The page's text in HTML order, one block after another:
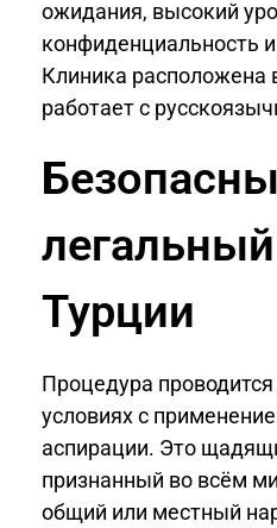
ожидания, высокий
конфиденциальность
Клиника расположена
работает с
Турции
Процедура
условиях с
аспирации. Это
признанный во всём
общий или местный